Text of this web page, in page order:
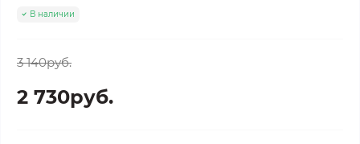
В наличии
3 140руб.
2 730руб.